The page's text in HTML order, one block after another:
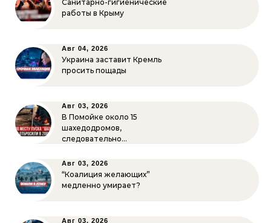
Санитарно-гигиенические
работы в Крыму
Авг 04, 2026
Украина заставит Кремль
просить пощады
Авг 03, 2026
В Помойке около 15
шахедодромов,
следовательно…
Авг 03, 2026
“Коалиция желающих”
медленно умирает?
Авг 03, 2026